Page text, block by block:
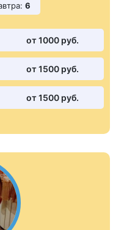
6
от 1000 pуб.
от 1500 pуб.
от 1500 pуб.